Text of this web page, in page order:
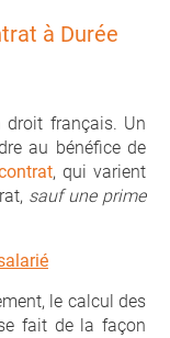
à Durée
droit français. Un
au bénéfice de
, qui varient
sauf une prime
le calcul des
fait de la façon